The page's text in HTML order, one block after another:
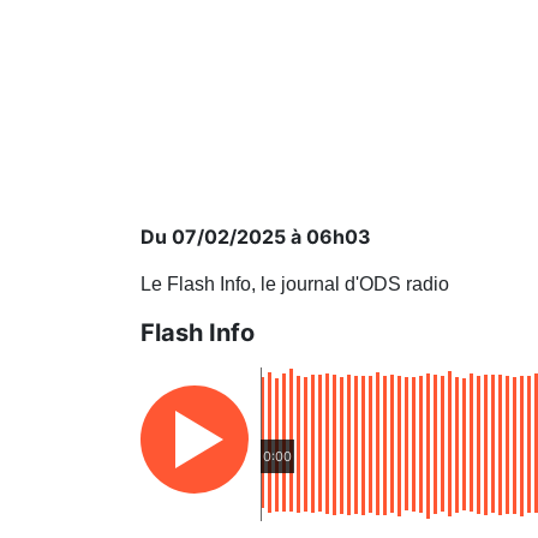
Du 07/02/2025 à 06h03
Le Flash Info, le journal d'ODS radio
Flash Info
0:00